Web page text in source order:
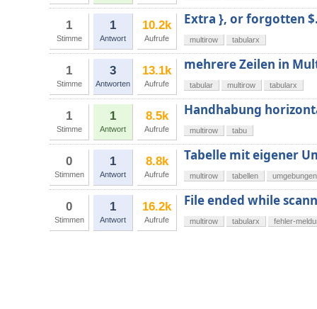
1
Stimme
1
Antwort
10.2k
Aufrufe
Extra }, or forgotten
multirow tabularx
1
Stimme
3
Antworten
13.1k
Aufrufe
mehrere Zeilen in
tabular multirow tabularx
1
Stimme
1
Antwort
8.5k
Aufrufe
Handhabung
multirow tabu
0
Stimmen
1
Antwort
8.8k
Aufrufe
Tabelle mit eigener
multirow tabellen umgebungen
0
Stimmen
1
Antwort
16.2k
Aufrufe
File ended while
multirow tabularx fehler-